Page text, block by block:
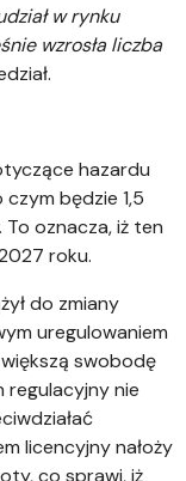
w rynku
wzrosła liczba
hazardu
będzie 1,5
oznacza, iż ten
roku.
do zmiany
uregulowaniem
swobodę
regulacyjny nie
licencyjny nałoży